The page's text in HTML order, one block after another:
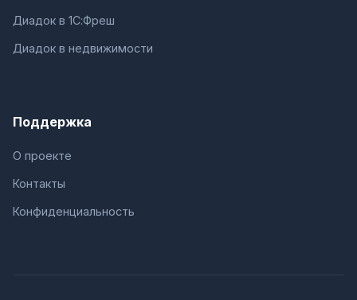
Диадок в 1С:Фреш
Диадок в недвижимости
Поддержка
О проекте
Контакты
Конфиденциальность